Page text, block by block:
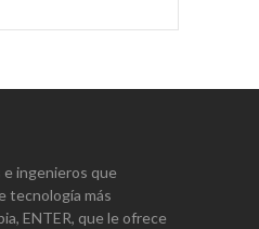
ingenieros que
tecnología más
ENTER, que le ofrece